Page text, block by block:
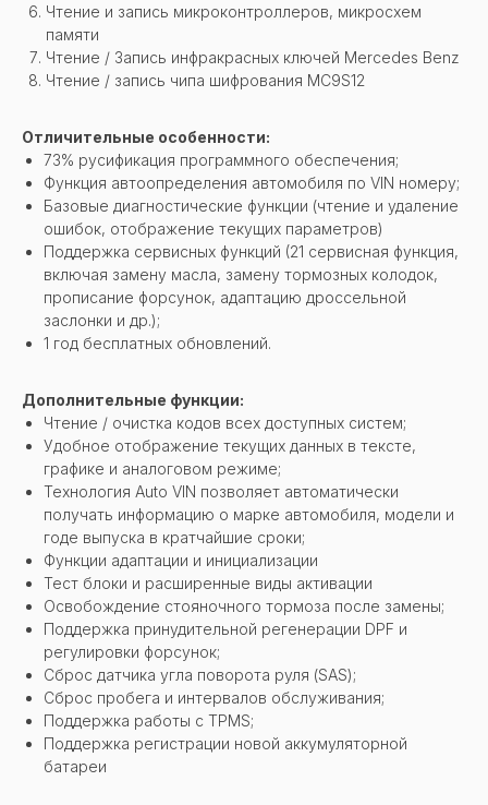
Чтение и запись микроконтроллеров, микросхем
памяти
Чтение / Запись инфракрасных ключей Mercedes Benz
Чтение / запись чипа шифрования MC9S12
Отличительные особенности:
73% русификация программного обеспечения;
Функция автоопределения автомобиля по VIN номеру;
Базовые диагностические функции (чтение и удаление
ошибок, отображение текущих параметров)
Поддержка сервисных функций (21 сервисная функция,
включая замену масла, замену тормозных колодок,
прописание форсунок, адаптацию дроссельной
заслонки и др.);
1 год бесплатных обновлений.
Дополнительные функции:
Чтение / очистка кодов всех доступных систем;
Удобное отображение текущих данных в тексте,
графике и аналоговом режиме;
Технология Auto VIN позволяет автоматически
получать информацию о марке автомобиля, модели и
годе выпуска в кратчайшие сроки;
Функции адаптации и инициализации
Тест блоки и расширенные виды активации
Освобождение стояночного тормоза после замены;
Поддержка принудительной регенерации DPF и
регулировки форсунок;
Сброс датчика угла поворота руля (SAS);
Сброс пробега и интервалов обслуживания;
Поддержка работы с TPMS;
Поддержка регистрации новой аккумуляторной
батареи